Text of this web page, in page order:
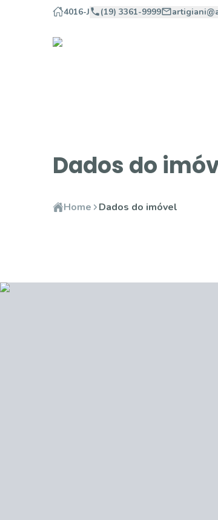
4016-J (19) 3361-9999
Dados do
Home Dados do imóvel